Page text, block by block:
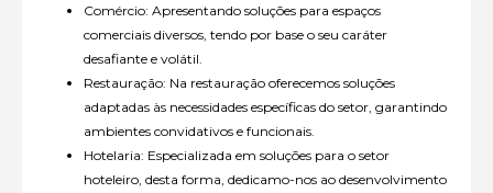
Comércio: Apresentando soluções para espaços
comerciais diversos, tendo por base o seu caráter
desafiante e volátil.
Restauração: Na restauração oferecemos soluções
adaptadas às necessidades específicas do setor, garantindo
ambientes convidativos e funcionais.
Hotelaria: Especializada em soluções para o setor
hoteleiro, desta forma, dedicamo-nos ao desenvolvimento